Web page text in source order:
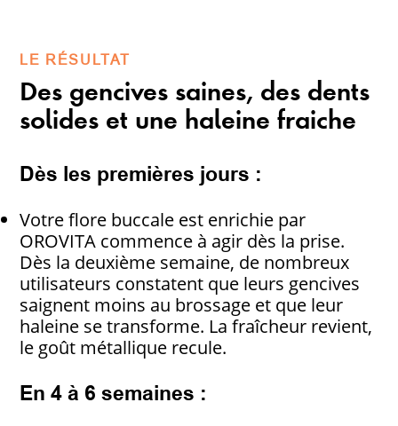
LE RÉSULTAT
Des gencives saines, des dents
solides et une haleine fraiche
Dès les premières jours :
Votre flore buccale est enrichie par
OROVITA commence à agir dès la prise.
Dès la deuxième semaine, de nombreux
utilisateurs constatent que leurs gencives
saignent moins au brossage et que leur
haleine se transforme. La fraîcheur revient,
le goût métallique recule.
En 4 à 6 semaines :